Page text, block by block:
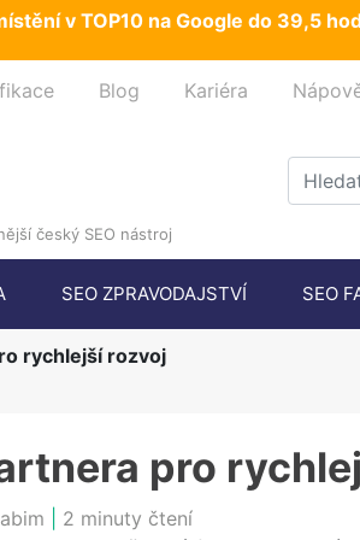
v TOP10 na Google do 39,5
Blog Kariéra
český SEO nástroj
SEO ZPRAVODAJSTVÍ SEO
rychlejší rozvoj
pro
2 minuty čtení